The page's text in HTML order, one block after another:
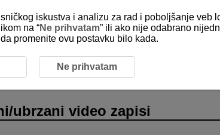
video zapisi
ubrzani video zapisi
iskustva i analizu za rad i poboljšanje veb
na “Ne prihvatam” ili ako nije odabrano
promenite ovu postavku bilo kada.
Ne prihvatam